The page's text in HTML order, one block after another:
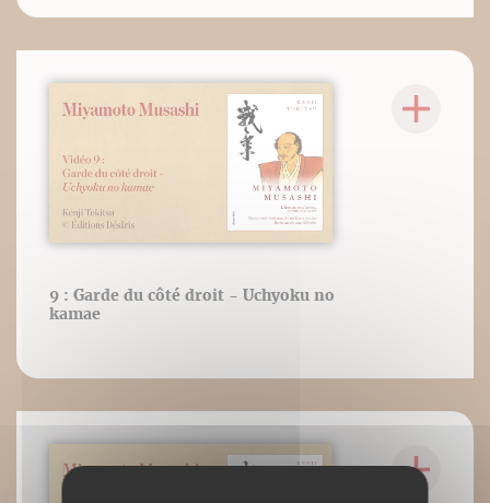
9 : Garde du côté droit - Uchyoku no
kamae